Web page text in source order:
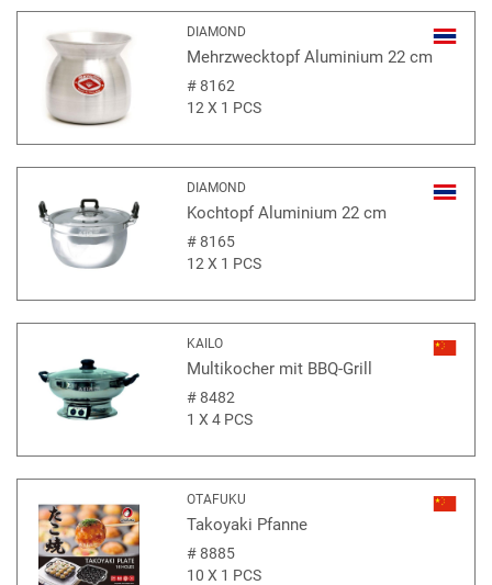
DIAMOND
Mehrzwecktopf Aluminium 22 cm
#8162
12 X 1 PCS
DIAMOND
Kochtopf Aluminium 22 cm
#8165
12 X 1 PCS
KAILO
Multikocher mit BBQ-Grill
#8482
1 X 4 PCS
OTAFUKU
Takoyaki Pfanne
#8885
10 X 1 PCS